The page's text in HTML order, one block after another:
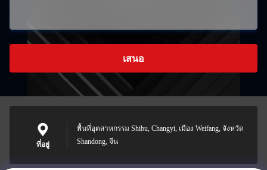
เสนอ
ที่อยู่
พื้นที่อุตสาหกรรม Shibu, Changyi, เมือง Weifang, จังหวัด
Shandong, จีน